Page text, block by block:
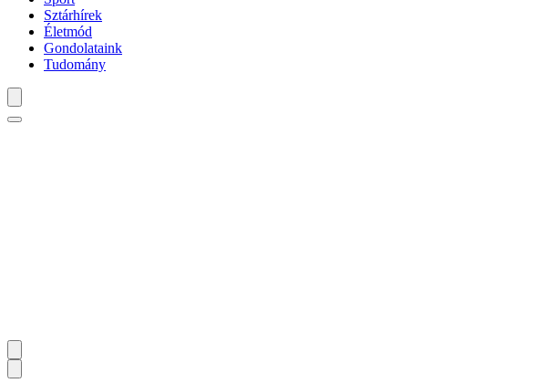
Sztárhírek
Életmód
Gondolataink
Tudomány